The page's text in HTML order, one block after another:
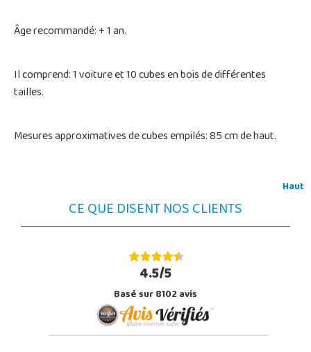
Âge recommandé: + 1 an.
Il comprend: 1 voiture et 10 cubes en bois de différentes
tailles.
Mesures approximatives de cubes empilés: 85 cm de haut.
Haut
CE QUE DISENT NOS CLIENTS
4.5/5
Basé sur 8102 avis